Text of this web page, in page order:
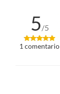
5/5
1 comentario